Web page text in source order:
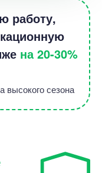
работу,
на 20-30%
высокого сезона